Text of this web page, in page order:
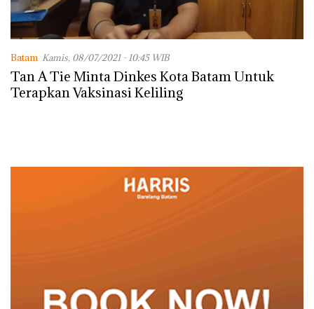
Batam Kamis, 08/07/2021 - 10:45 WIB
Tan A Tie Minta Dinkes Kota Batam Untuk
Terapkan Vaksinasi Keliling